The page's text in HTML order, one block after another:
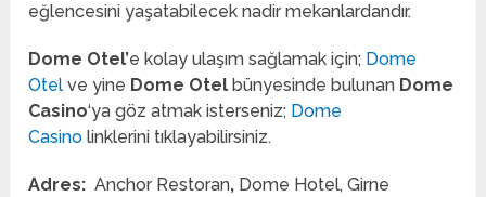
eğlencesini yaşatabilecek nadir mekanlardandır.
Dome Otel’e kolay ulaşım sağlamak için; Dome
Otel ve yine Dome Otel bünyesinde bulunan Dome
Casino‘ya göz atmak isterseniz; Dome
Casino linklerini tıklayabilirsiniz.
Adres: Anchor Restoran, Dome Hotel, Girne